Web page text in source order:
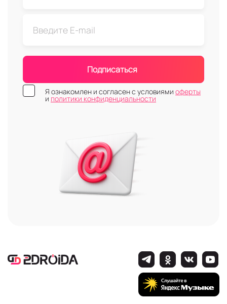
Подписаться
Я ознакомлен и согласен с условиями оферты
и политики конфиденциальности